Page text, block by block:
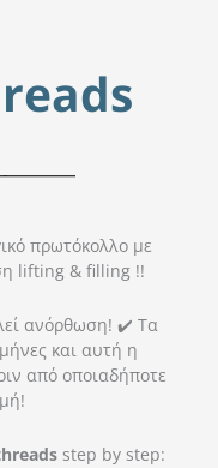
πρωτόκολλο με
lifting & filling !!
ανόρθωση! ✔️ Τα
και αυτή η
από οποιαδήποτε
step by step: